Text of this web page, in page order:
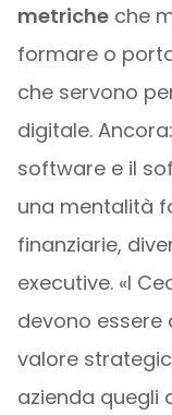
metricheche
formare o
che servono
digitale.
software e il
una mentalità
finanziarie,
executive. «I
devono essere
valore
azienda quegli